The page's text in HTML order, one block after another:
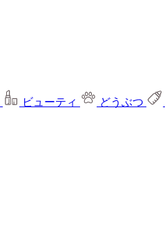
ビューティ どうぶつ